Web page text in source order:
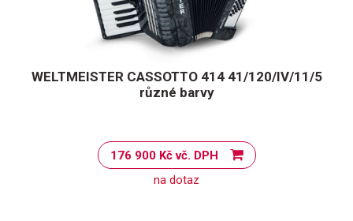
WELTMEISTER CASSOTTO 414 41/120/IV/11/5
různé barvy
176 900 Kč vč. DPH
na dotaz